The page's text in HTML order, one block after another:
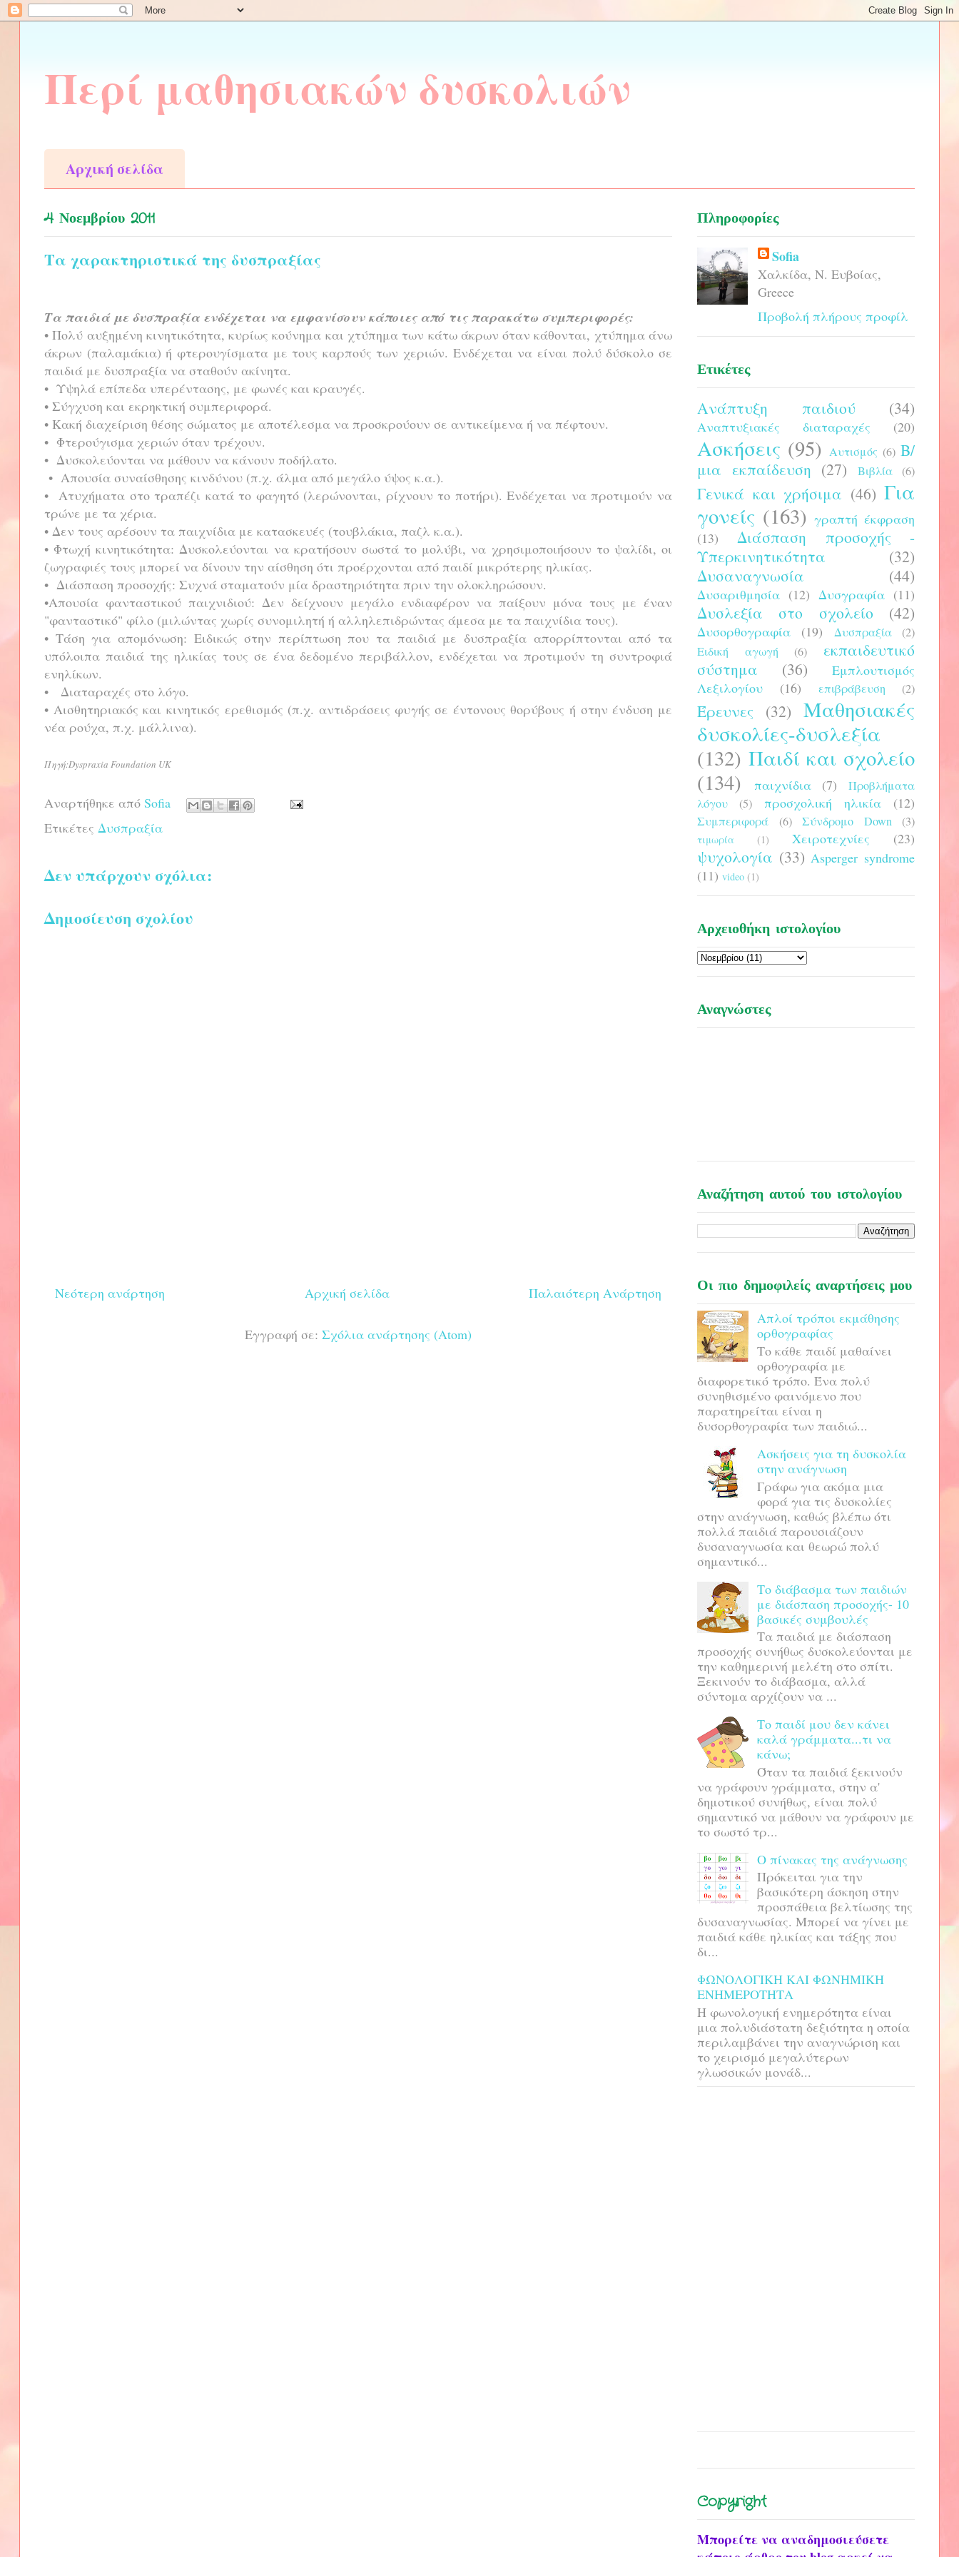
Περί μαθησιακών δυσκολιών
Αρχική σελίδα
4 Νοεμβρίου 2011
Τα χαρακτηριστικά της δυσπραξίας
Τα παιδιά με δυσπραξία ενδέχεται να εμφανίσουν κάποιες από τις παρακάτω συμπεριφορές:
• Πολύ αυξημένη κινητικότητα, κυρίως κούνημα και χτύπημα των κάτω άκρων όταν κάθονται, χτύπημα άνω
άκρων (παλαμάκια) ή φτερουγίσματα με τους καρπούς των χεριών. Ενδέχεται να είναι πολύ δύσκολο σε
παιδιά με δυσπραξία να σταθούν ακίνητα.
• Υψηλά επίπεδα υπερέντασης, με φωνές και κραυγές.
• Σύγχυση και εκρηκτική συμπεριφορά.
• Κακή διαχείριση θέσης σώματος με αποτέλεσμα να προσκρούουν σε αντικείμενα ή να πέφτουν.
• Φτερούγισμα χεριών όταν τρέχουν.
• Δυσκολεύονται να μάθουν να κάνουν ποδήλατο.
• Απουσία συναίσθησης κινδύνου (π.χ. άλμα από μεγάλο ύψος κ.α.).
• Ατυχήματα στο τραπέζι κατά το φαγητό (λερώνονται, ρίχνουν το ποτήρι). Ενδέχεται να προτιμούν να
τρώνε με τα χέρια.
• Δεν τους αρέσουν τα παιχνίδια με κατασκευές (τουβλάκια, παζλ κ.α.).
• Φτωχή κινητικότητα: Δυσκολεύονται να κρατήσουν σωστά το μολύβι, να χρησιμοποιήσουν το ψαλίδι, οι
ζωγραφιές τους μπορεί να δίνουν την αίσθηση ότι προέρχονται από παιδί μικρότερης ηλικίας.
• Διάσπαση προσοχής: Συχνά σταματούν μία δραστηριότητα πριν την ολοκληρώσουν.
•Απουσία φανταστικού παιχνιδιού: Δεν δείχνουν μεγάλο ενδιαφέρον να παίξουν μόνα τους με έναν
"φανταστικό" φίλο (μιλώντας χωρίς συνομιλητή ή αλληλεπιδρώντας άμεσα με τα παιχνίδια τους).
• Τάση για απομόνωση: Ειδικώς στην περίπτωση που τα παιδιά με δυσπραξία απορρίπτονται από τα
υπόλοιπα παιδιά της ηλικίας τους σε ένα δεδομένο περιβάλλον, ενδέχεται να προτιμούν τη συντροφιά
ενηλίκων.
• Διαταραχές στο λόγο.
• Αισθητηριακός και κινητικός ερεθισμός (π.χ. αντιδράσεις φυγής σε έντονους θορύβους ή στην ένδυση με
νέα ρούχα, π.χ. μάλλινα).
Πηγή:Dyspraxia Foundation UK
Αναρτήθηκε από Sofia
Ετικέτες Δυσπραξία
Δεν υπάρχουν σχόλια:
Δημοσίευση σχολίου
Νεότερη ανάρτηση Παλαιότερη Ανάρτηση
Αρχική σελίδα
Εγγραφή σε: Σχόλια ανάρτησης (Atom)
Πληροφορίες
Sofia
Χαλκίδα, Ν. Ευβοίας,
Greece
Προβολή πλήρους προφίλ
Ετικέτες
Ανάπτυξη παιδιού
(34)
Αναπτυξιακές διαταραχές (20)
Ασκήσεις (95) Αυτισμός (6) Β/
μια εκπαίδευση (27) Βιβλία (6)
Γενικά και χρήσιμα (46) Για
γονείς (163) γραπτή έκφραση
(13)
Διάσπαση προσοχής -
Υπερκινητικότητα
(32)
Δυσαναγνωσία
(44)
Δυσαριθμησία (12) Δυσγραφία (11)
Δυσλεξία στο σχολείο (42)
Δυσορθογραφία (19) Δυσπραξία
(2)
Ειδική αγωγή
(6)
εκπαιδευτικό
σύστημα
(36)
Εμπλουτισμός
Λεξιλογίου
(16) επιβράβευση (2)
Έρευνες (32)
Μαθησιακές
δυσκολίες-δυσλεξία
(132) Παιδί και σχολείο
(134)
παιχνίδια (7)
Προβλήματα
λόγου
(5) προσχολική ηλικία (12)
Συμπεριφορά (6) Σύνδρομο Down (3)
τιμωρία (1) Χειροτεχνίες (23)
ψυχολογία (33) Asperger syndrome
(11) video (1)
Αρχειοθήκη ιστολογίου
Αναγνώστες
Αναζήτηση αυτού του ιστολογίου
Οι πιο δημοφιλείς αναρτήσεις μου
Απλοί τρόποι εκμάθησης
ορθογραφίας
Το κάθε παιδί μαθαίνει
ορθογραφία με
διαφορετικό τρόπο. Ένα πολύ
συνηθισμένο φαινόμενο που
παρατηρείται είναι η
δυσορθογραφία των παιδιώ...
Ασκήσεις για τη δυσκολία
στην ανάγνωση
Γράφω για ακόμα μια
φορά για τις δυσκολίες
στην ανάγνωση, καθώς βλέπω ότι
πολλά παιδιά παρουσιάζουν
δυσαναγνωσία και θεωρώ πολύ
σημαντικό...
Το διάβασμα των παιδιών
με διάσπαση προσοχής- 10
βασικές συμβουλές
Τα παιδιά με διάσπαση
προσοχής συνήθως δυσκολεύονται με
την καθημερινή μελέτη στο σπίτι.
Ξεκινούν το διάβασμα, αλλά
σύντομα αρχίζουν να ...
Το παιδί μου δεν κάνει
καλά γράμματα...τι να
κάνω;
Όταν τα παιδιά ξεκινούν
να γράφουν γράμματα, στην α'
δημοτικού συνήθως, είναι πολύ
σημαντικό να μάθουν να γράφουν με
το σωστό τρ...
Ο πίνακας της ανάγνωσης
Πρόκειται για την
βασικότερη άσκηση στην
προσπάθεια βελτίωσης της
δυσαναγνωσίας. Μπορεί να γίνει με
παιδιά κάθε ηλικίας και τάξης που
δι...
ΦΩΝΟΛΟΓΙΚΗ ΚΑΙ ΦΩΝΗΜΙΚΗ
ΕΝΗΜΕΡΟΤΗΤΑ
H φωνολογική ενημερότητα είναι
μια πολυδιάστατη δεξιότητα η οποία
περιλαμβάνει την αναγνώριση και
το χειρισμό μεγαλύτερων
γλωσσικών μονάδ...
Copyright
Μπορείτε να αναδημοσιεύσετε